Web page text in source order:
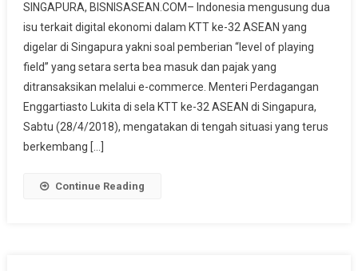
Usung
Isu
Pajak
E-
Commerce
Di
KTT
SINGAPURA, BISNISASEAN.COM– Indonesia mengusung dua
isu terkait digital ekonomi dalam KTT ke-32 ASEAN yang
digelar di Singapura yakni soal pemberian “level of playing
field” yang setara serta bea masuk dan pajak yang
ditransaksikan melalui e-commerce. Menteri Perdagangan
Enggartiasto Lukita di sela KTT ke-32 ASEAN di Singapura,
Sabtu (28/4/2018), mengatakan di tengah situasi yang terus
berkembang […]
Continue Reading